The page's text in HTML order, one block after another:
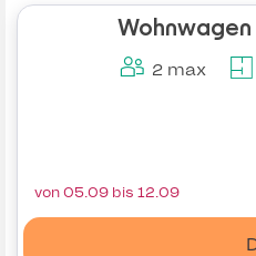
2 max
von 05.09 bis 12.09